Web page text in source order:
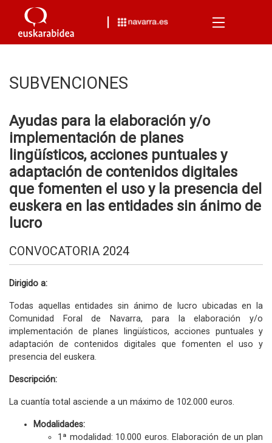
Menu
SUBVENCIONES
Ayudas para la elaboración y/o
implementación de planes
lingüísticos, acciones puntuales y
adaptación de contenidos digitales
que fomenten el uso y la presencia del
euskera en las entidades sin ánimo de
lucro
CONVOCATORIA 2024
Dirigido a:
Todas aquellas entidades sin ánimo de lucro ubicadas en la
Comunidad Foral de Navarra, para la elaboración y/o
implementación de planes lingüísticos, acciones puntuales y
adaptación de contenidos digitales que fomenten el uso y
presencia del euskera.
Descripción:
La cuantía total asciende a un máximo de 102.000 euros.
Modalidades:
1ª modalidad: 10.000 euros. Elaboración de un plan